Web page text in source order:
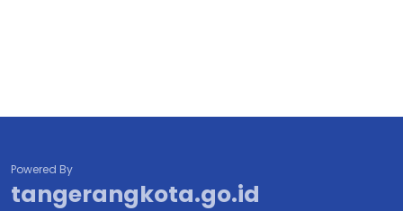
Powered By
tangerangkota.go.id